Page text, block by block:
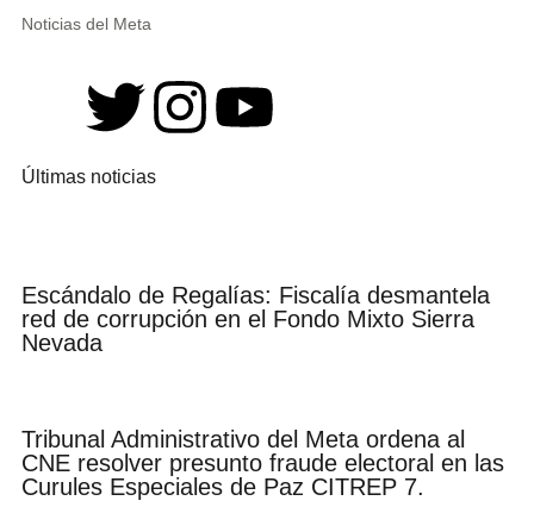
Noticias del Meta
Últimas noticias
Escándalo de Regalías: Fiscalía desmantela
red de corrupción en el Fondo Mixto Sierra
Nevada
Tribunal Administrativo del Meta ordena al
CNE resolver presunto fraude electoral en las
Curules Especiales de Paz CITREP 7.